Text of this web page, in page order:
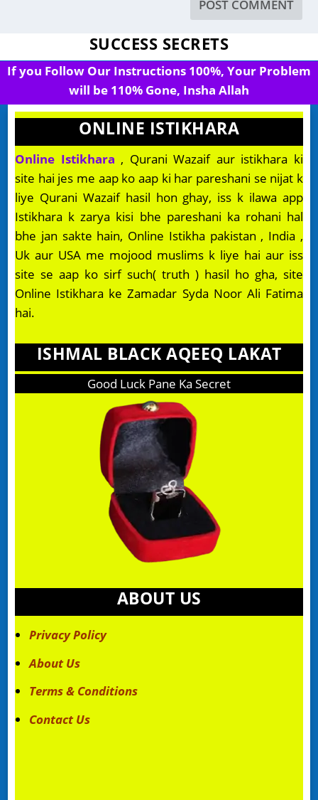
SUCCESS SECRETS
If you Follow Our Instructions 100%, Your Problem
will be 110% Gone, Insha Allah
ONLINE ISTIKHARA
Online Istikhara , Qurani Wazaif aur istikhara ki
site hai jes me aap ko aap ki har pareshani se nijat k
liye Qurani Wazaif hasil hon ghay, iss k ilawa app
Istikhara k zarya kisi bhe pareshani ka rohani hal
bhe jan sakte hain, Online Istikha pakistan , India ,
Uk aur USA me mojood muslims k liye hai aur iss
site se aap ko sirf such( truth ) hasil ho gha, site
Online Istikhara ke Zamadar Syda Noor Ali Fatima
hai.
ISHMAL BLACK AQEEQ LAKAT
Good Luck Pane Ka Secret
ABOUT US
Privacy Policy
About Us
Terms & Conditions
Contact Us